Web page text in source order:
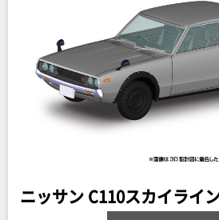
ニッサン C110スカイライ